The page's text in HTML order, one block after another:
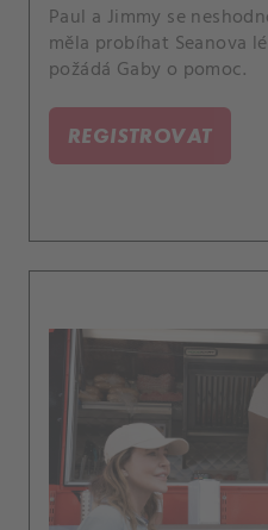
Paul a Jimmy se
měla probíhat Seanova
požádá Gaby o pomoc.
REGISTROVAT